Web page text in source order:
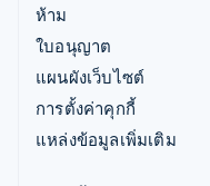
ห้าม
ใบอนุญาต
แผนผังเว็บไซต์
การตั้งค่าคุกกี้
แหล่งข้อมูลเพิ่มเติม